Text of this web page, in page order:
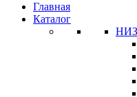
Главная
Каталог